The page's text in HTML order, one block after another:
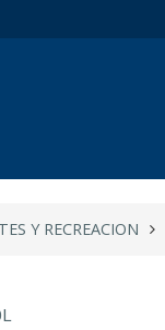
Y RECREACION